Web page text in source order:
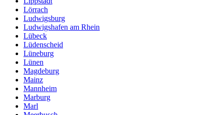
Lörrach
Ludwigsburg
Ludwigshafen am Rhein
Lübeck
Lüdenscheid
Lüneburg
Lünen
Magdeburg
Mainz
Mannheim
Marburg
Marl